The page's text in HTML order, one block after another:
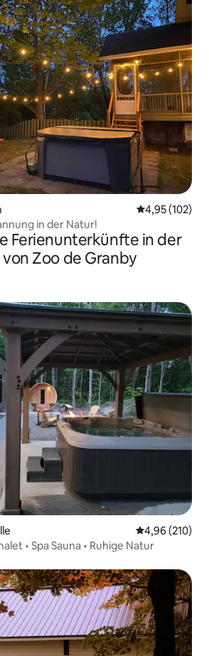
4,95 (102)
in der Natur!
Ferienunterkünfte in der
Zoo de Granby
4,96 (210)
• Spa Sauna • Ruhige Natur